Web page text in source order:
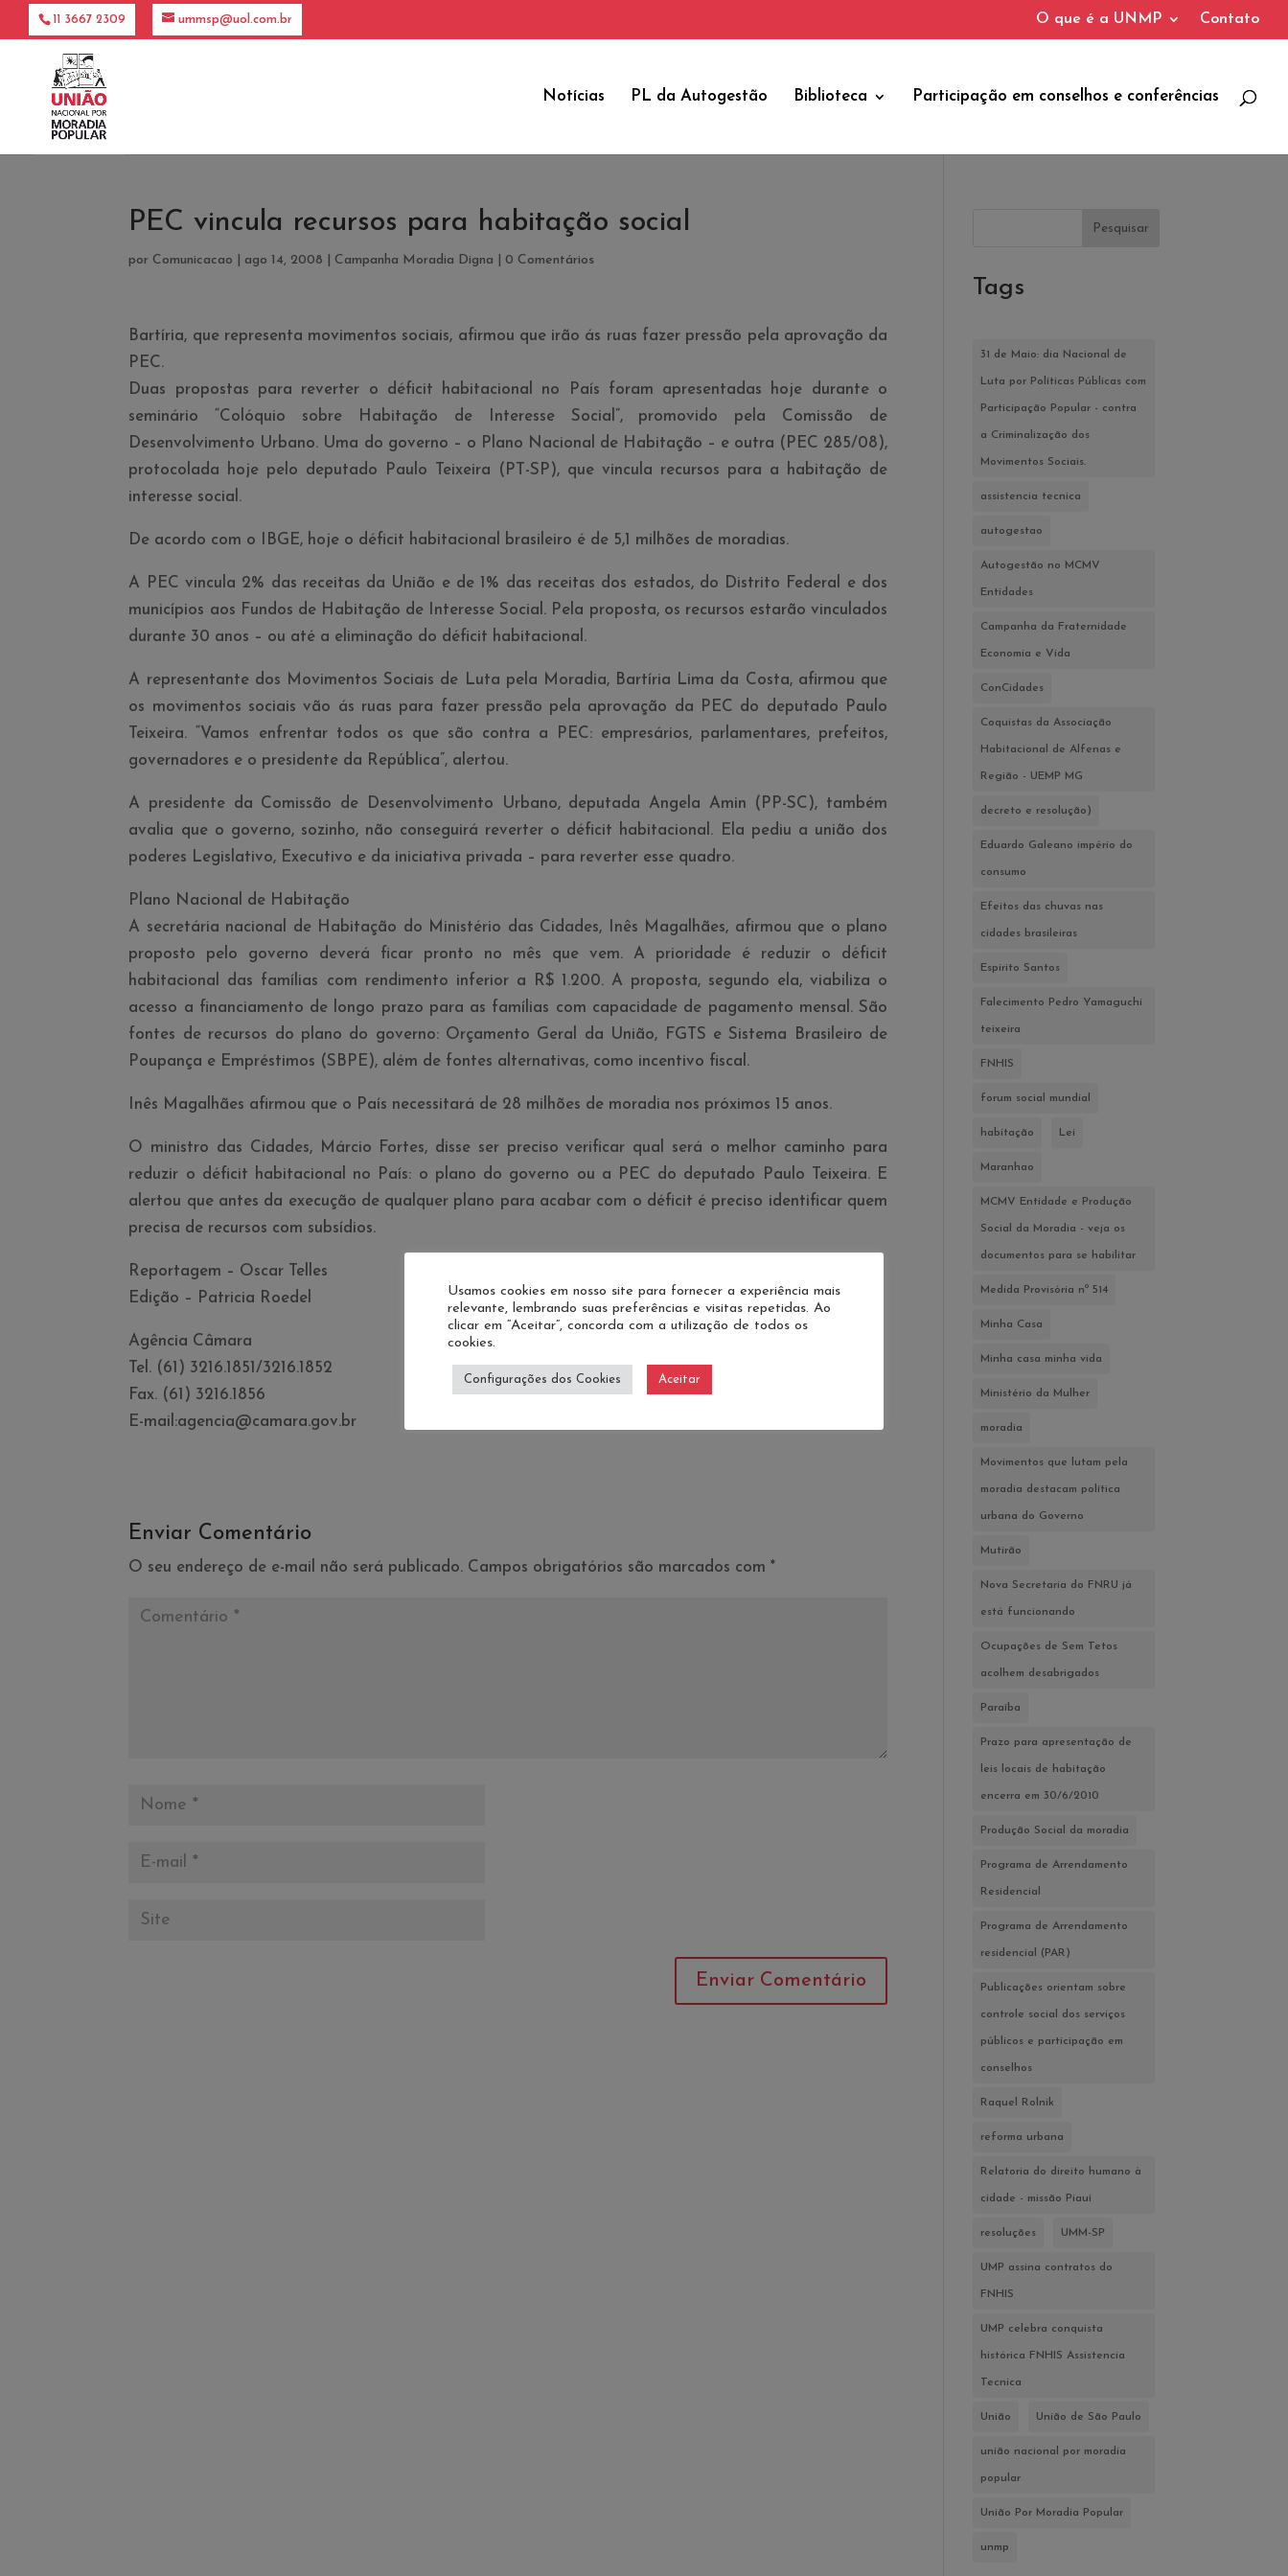
11 3667 2309 ummsp@uol.com.br O que é a UNMP Contato
Notícias PL da Autogestão Biblioteca Participação em conselhos e conferências
PEC vincula recursos para habitação social
por Comunicacao ago 14, 2008 Campanha Moradia Digna 0 Comentários
Bartí­ria, que representa movimentos sociais, afirmou que irão ás ruas fazer pressão pela aprovação da
PEC.
Duas propostas para reverter o déficit habitacional no Paí­s foram apresentadas hoje durante o
seminário “Colóquio sobre Habitação de Interesse Social”, promovido pela Comissão de
Desenvolvimento Urbano. Uma do governo – o Plano Nacional de Habitação – e outra (PEC 285/08),
protocolada hoje pelo deputado Paulo Teixeira (PT-SP), que vincula recursos para a habitação de
interesse social.
De acordo com o IBGE, hoje o déficit habitacional brasileiro é de 5,1 milhões de moradias.
A PEC vincula 2% das receitas da União e de 1% das receitas dos estados, do Distrito Federal e dos
municí­pios aos Fundos de Habitação de Interesse Social. Pela proposta, os recursos estarão vinculados
durante 30 anos – ou até a eliminação do déficit habitacional.
A representante dos Movimentos Sociais de Luta pela Moradia, Bartí­ria Lima da Costa, afirmou que
os movimentos sociais vão ás ruas para fazer pressão pela aprovação da PEC do deputado Paulo
Teixeira. “Vamos enfrentar todos os que são contra a PEC: empresários, parlamentares, prefeitos,
governadores e o presidente da República”, alertou.
A presidente da Comissão de Desenvolvimento Urbano, deputada Angela Amin (PP-SC), também
avalia que o governo, sozinho, não conseguirá reverter o déficit habitacional. Ela pediu a união dos
poderes Legislativo, Executivo e da iniciativa privada – para reverter esse quadro.
Plano Nacional de Habitação
A secretária nacional de Habitação do Ministério das Cidades, Inês Magalhães, afirmou que o plano
proposto pelo governo deverá ficar pronto no mês que vem. A prioridade é reduzir o déficit
habitacional das famí­lias com rendimento inferior a R$ 1.200. A proposta, segundo ela, viabiliza o
acesso a financiamento de longo prazo para as famí­lias com capacidade de pagamento mensal. São
fontes de recursos do plano do governo: Orçamento Geral da União, FGTS e Sistema Brasileiro de
Poupança e Empréstimos (SBPE), além de fontes alternativas, como incentivo fiscal.
Inês Magalhães afirmou que o Paí­s necessitará de 28 milhões de moradia nos próximos 15 anos.
O ministro das Cidades, Márcio Fortes, disse ser preciso verificar qual será o melhor caminho para
reduzir o déficit habitacional no Paí­s: o plano do governo ou a PEC do deputado Paulo Teixeira. E
alertou que antes da execução de qualquer plano para acabar com o déficit é preciso identificar quem
precisa de recursos com subsí­dios.
Reportagem – Oscar Telles
Edição – Patricia Roedel
Agência Câmara
Tel. (61) 3216.1851/3216.1852
Fax. (61) 3216.1856
E-mail:agencia@camara.gov.br
Enviar Comentário
O seu endereço de e-mail não será publicado. Campos obrigatórios são marcados com*
Pesquisar
Tags
31 de Maio: dia Nacional de
Luta por Políticas Públicas com
Participação Popular - contra
a Criminalização dos
Movimentos Sociais.
assistencia tecnica
autogestao
Autogestão no MCMV
Entidades
Campanha da Fraternidade
Economia e Vida
ConCidades
Coquistas da Associação
Habitacional de Alfenas e
Região - UEMP MG
decreto e resolução)
Eduardo Galeano império do
consumo
Efeitos das chuvas nas
cidades brasileiras
Espirito Santos
Falecimento Pedro Yamaguchi
teixeira
FNHIS
forum social mundial
habitação Lei
Maranhao
MCMV Entidade e Produção
Social da Moradia - veja os
documentos para se habilitar
Medida Provisória nº 514
Minha Casa
Minha casa minha vida
Ministério da Mulher
moradia
Movimentos que lutam pela
moradia destacam política
urbana do Governo
Mutirão
Nova Secretaria do FNRU já
está funcionando
Ocupações de Sem Tetos
acolhem desabrigados
Paraíba
Prazo para apresentação de
leis locais de habitação
encerra em 30/6/2010
Produção Social da moradia
Programa de Arrendamento
Residencial
Programa de Arrendamento
residencial (PAR)
Publicações orientam sobre
controle social dos serviços
públicos e participação em
conselhos
Raquel Rolnik
reforma urbana
Relatoria do direito humano à
cidade - missão Piauí
resoluções UMM-SP
UMP assina contratos do
FNHIS
UMP celebra conquista
histórica FNHIS Assistencia
Tecnica
União União de São Paulo
união nacional por moradia
popular
União Por Moradia Popular
unmp
Usamos cookies em nosso site para fornecer a experiência mais
relevante, lembrando suas preferências e visitas repetidas. Ao
clicar em “Aceitar”, concorda com a utilização de todos os
cookies.
Configurações dos Cookies Aceitar